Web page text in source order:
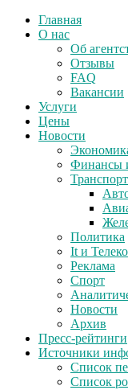
Главная
О нас
Об
Отзывы
FAQ
Вакансии
Услуги
Цены
Новости
Финансы
Транспорт
Политика
It и
Реклама
Спорт
Новости
Архив
Пресс-рейтинги
Источники
Список
Список